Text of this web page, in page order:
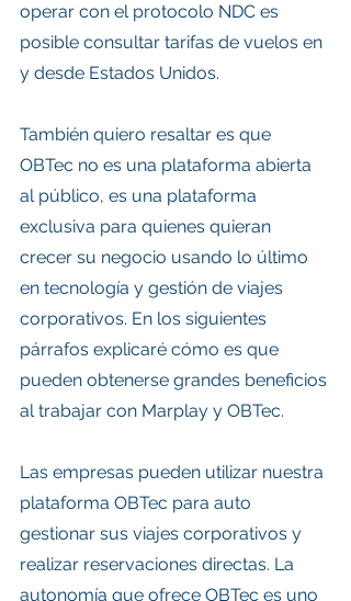
operar con el protocolo NDC es
posible consultar tarifas de vuelos en
y desde Estados Unidos.
También quiero resaltar es que
OBTec no es una plataforma abierta
al público, es una plataforma
exclusiva para quienes quieran
crecer su negocio usando lo último
en tecnología y gestión de viajes
corporativos. En los siguientes
párrafos explicaré cómo es que
pueden obtenerse grandes beneficios
al trabajar con Marplay y OBTec.
Las empresas pueden utilizar nuestra
plataforma OBTec para auto
gestionar sus viajes corporativos y
realizar reservaciones directas. La
autonomía que ofrece OBTec es uno